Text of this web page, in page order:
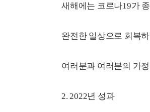
새해에는 코로나19가
완전한 일상으로 회복
여러분과 여러분의 가
2. 2022년 성과